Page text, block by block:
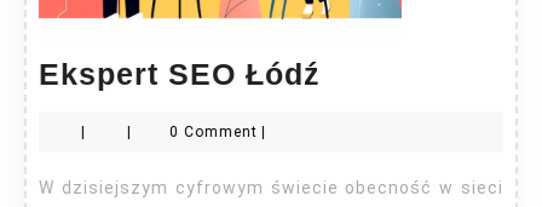
Ekspert SEO Łódź
| | 0 Comment |
W dzisiejszym cyfrowym świecie obecność w sieci